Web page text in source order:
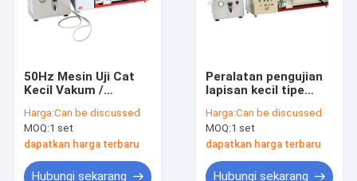
50Hz Mesin Uji Cat
Kecil Vakum /
5000A
Harga:Can be discussed
MOQ:1 set
dapatkan harga terbaru
Hubungi sekarang
Peralatan pengujian
lapisan kecil tipe
5000AG
Harga:Can be discussed
MOQ:1 set
dapatkan harga terbaru
Hubungi sekarang